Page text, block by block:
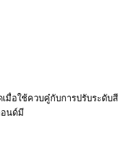
มื่อใช้ควบคู๋กับการปรับระดับสี
นด์มี